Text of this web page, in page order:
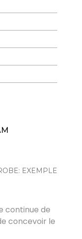
EXEMPLE
continue de
concevoir le